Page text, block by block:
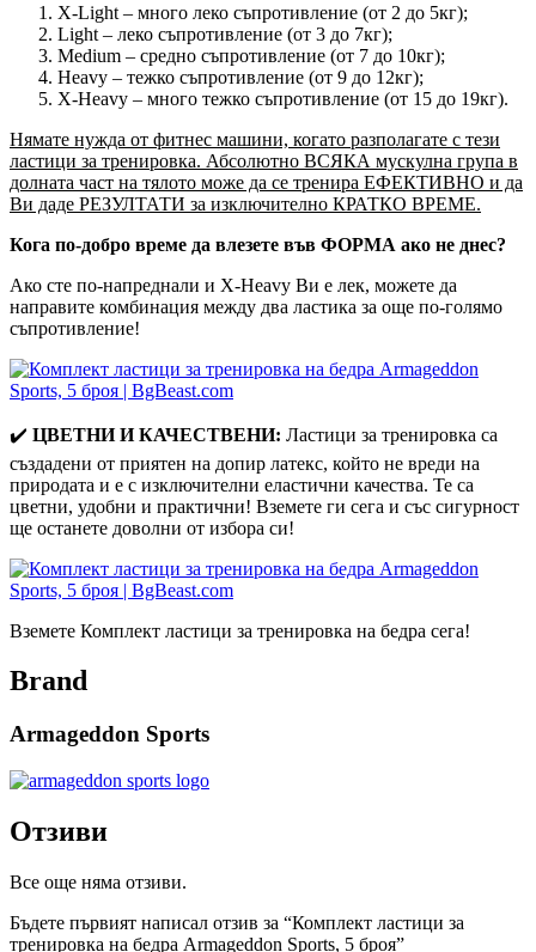
X-Light – много леко съпротивление (от 2 до 5кг);
Light – леко съпротивление (от 3 до 7кг);
Medium – средно съпротивление (от 7 до 10кг);
Heavy – тежко съпротивление (от 9 до 12кг);
X-Heavy – много тежко съпротивление (от 15 до 19кг).
Нямате нужда от фитнес машини, когато разполагате с тези
ластици за тренировка. Абсолютно ВСЯКА мускулна група в
долната част на тялото може да се тренира ЕФЕКТИВНО и да
Ви даде РЕЗУЛТАТИ за изключително КРАТКО ВРЕМЕ.
Кога по-добро време да влезете във ФОРМА ако не днес?
Ако сте по-напреднали и X-Heavy Ви е лек, можете да
направите комбинация между два ластика за още по-голямо
съпротивление!
✔️ ЦВЕТНИ И КАЧЕСТВЕНИ: Ластици за тренировка са
създадени от приятен на допир латекс, който не вреди на
природата и е с изключителни еластични качества. Те са
цветни, удобни и практични! Вземете ги сега и със сигурност
ще останете доволни от избора си!
Вземете Комплект ластици за тренировка на бедра сега!
Brand
Armageddon Sports
Отзиви
Все още няма отзиви.
Бъдете първият написал отзив за “Комплект ластици за
тренировка на бедра Armageddon Sports, 5 броя”